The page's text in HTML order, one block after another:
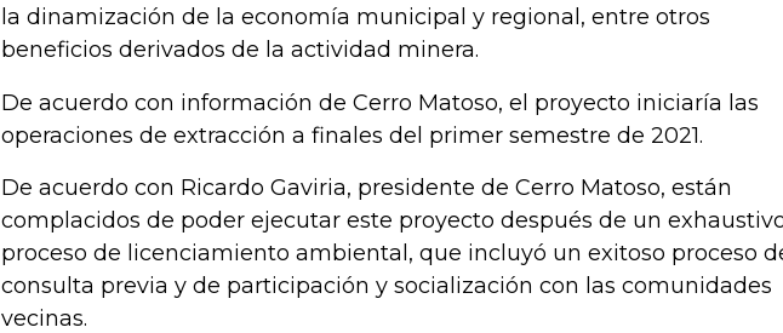
la dinamización de la economía municipal y regional, entre otros
beneficios derivados de la actividad minera.
De acuerdo con información de Cerro Matoso, el proyecto iniciaría las
operaciones de extracción a finales del primer semestre de 2021.
De acuerdo con Ricardo Gaviria, presidente de Cerro Matoso, están
complacidos de poder ejecutar este proyecto después de un
proceso de licenciamiento ambiental, que incluyó un exitoso proceso
consulta previa y de participación y socialización con las comunidades
vecinas.